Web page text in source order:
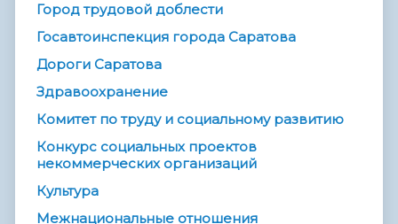
Город трудовой доблести
Госавтоинспекция города Саратова
Дороги Саратова
Здравоохранение
Комитет по труду и социальному развитию
Конкурс социальных проектов
некоммерческих организаций
Культура
Межнациональные отношения